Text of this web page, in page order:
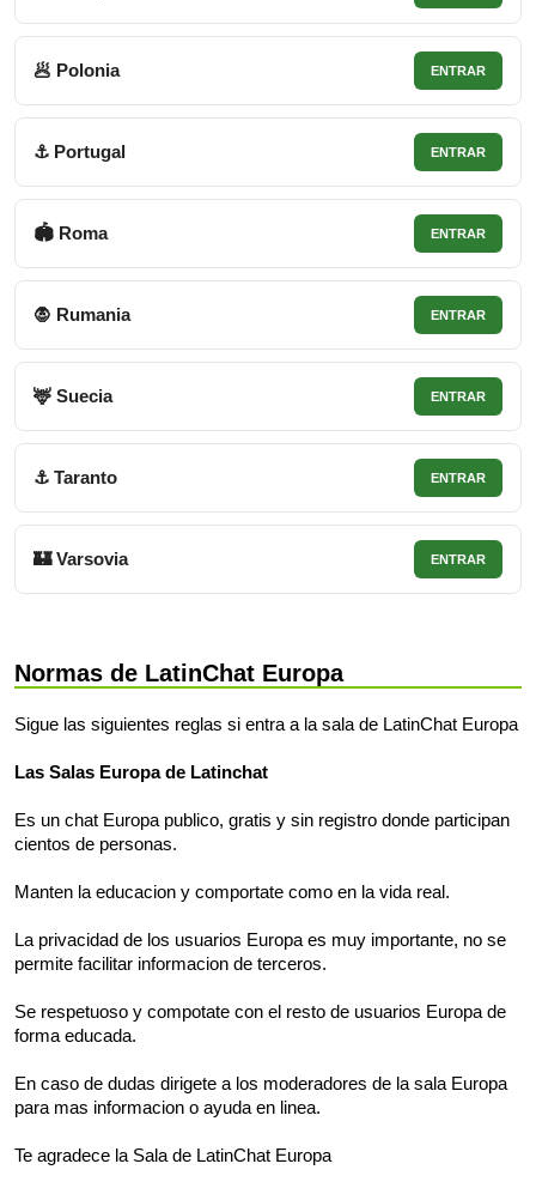
🥟 Polonia ENTRAR
⚓ Portugal ENTRAR
🏟 Roma ENTRAR
🧛 Rumania ENTRAR
🦌 Suecia ENTRAR
⚓ Taranto ENTRAR
🏰 Varsovia ENTRAR
Normas de LatinChat Europa
Sigue las siguientes reglas si entra a la sala de LatinChat Europa
Las Salas Europa de Latinchat
Es un chat Europa publico, gratis y sin registro donde participan
cientos de personas.
Manten la educacion y comportate como en la vida real.
La privacidad de los usuarios Europa es muy importante, no se
permite facilitar informacion de terceros.
Se respetuoso y compotate con el resto de usuarios Europa de
forma educada.
En caso de dudas dirigete a los moderadores de la sala Europa
para mas informacion o ayuda en linea.
Te agradece la Sala de LatinChat Europa